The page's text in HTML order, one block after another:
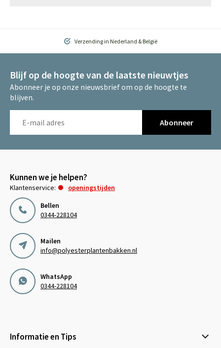
Verzending in Nederland & België
Blijf op de hoogte van de laatste nieuwtjes
Abonneer je op onze nieuwsbrief om op de hoogte te
blijven.
Abonneer
Kunnen we je helpen?
Klantenservice:
openingstijden
Bellen
0344-228104
Mailen
info@polyesterplantenbakken.nl
WhatsApp
0344-228104
Informatie en Tips